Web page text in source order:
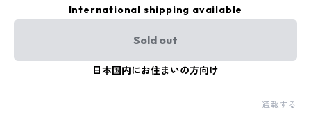
International shipping available
Sold out
日本国内にお住まいの方向け
通報する